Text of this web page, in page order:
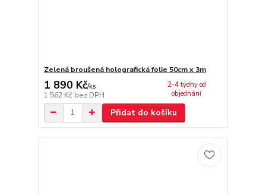
Zelená broušená holografická folie 50cm x 3m
1 890 Kč/ks
1 562 Kč bez DPH
2-4 týdny od
objednání
Přidat do košíku